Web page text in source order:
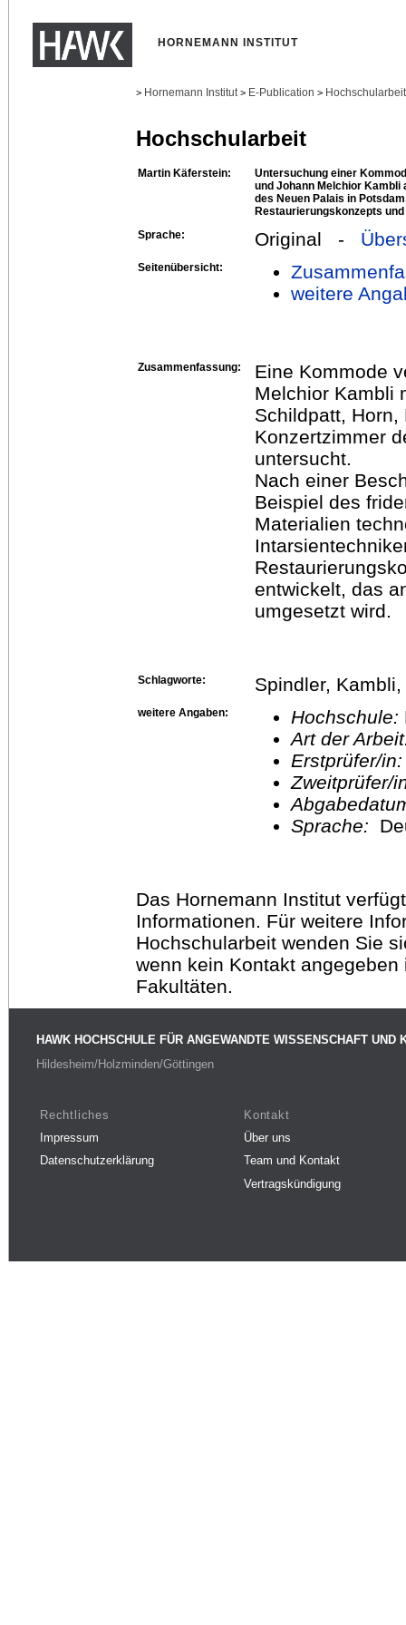
HORNEMANN INSTITUT
> Hornemann Institut > E-Publication >
Hochschularbeit
Martin Käferstein:
Untersuchung einer
und Johann Melchior
des Neuen Palais in
Restaurierungskonzepts
Sprache:
Original -
Seitenübersicht:
weitere
Zusammenfassung:
Eine Kommode
Melchior Kambli
Schildpatt,
Konzertzimmer
untersucht.
Nach einer
Beispiel des
Materialien
entwickelt, das
umgesetzt wird.
Schlagworte: Spindler,
weitere Angaben: Hochschule:
Art der
Erstprüfer/
Sprache:
Das Hornemann Institut
Informationen. Für weitere
Hochschularbeit wenden Sie
wenn kein Kontakt
Fakultäten.
HAWK HOCHSCHULE FÜR ANGEWANDTE WISSENSCHAFT UND
Hildesheim/Holzminden/Göttingen
Rechtliches
Impressum
Datenschutzerklärung
Kontakt
Über uns
Team und Kontakt
Vertragskündigung